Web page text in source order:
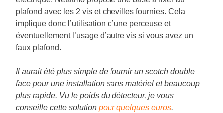
plafond avec les 2 vis et chevilles fournies. Cela
implique donc l’utilisation d’une perceuse et
éventuellement l’usage d’autre vis si vous avez un
faux plafond.
Il aurait été plus simple de fournir un scotch double
face pour une installation sans matériel et beaucoup
plus rapide. Vu le poids du détecteur, je vous
conseille cette solutionpour quelques euros.